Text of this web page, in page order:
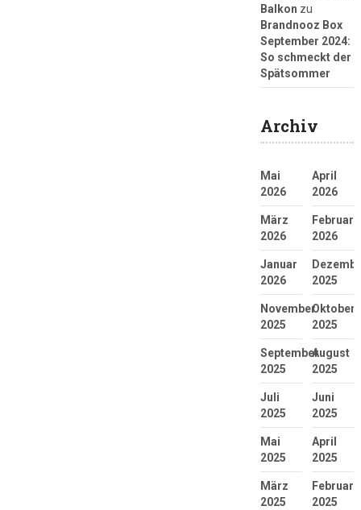
Balkon zu
Brandnooz Box
September 2024:
So schmeckt der
Spätsommer
Archiv
Mai
2026
April
2026
März
2026
Februar
2026
Januar
2026
2025
November
2025
Oktober
2025
September
2025
August
2025
Juli
2025
Juni
2025
Mai
2025
April
2025
März
2025
Februar
2025